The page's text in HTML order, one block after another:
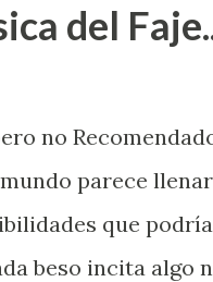
del
no
parece
que
beso incita algo